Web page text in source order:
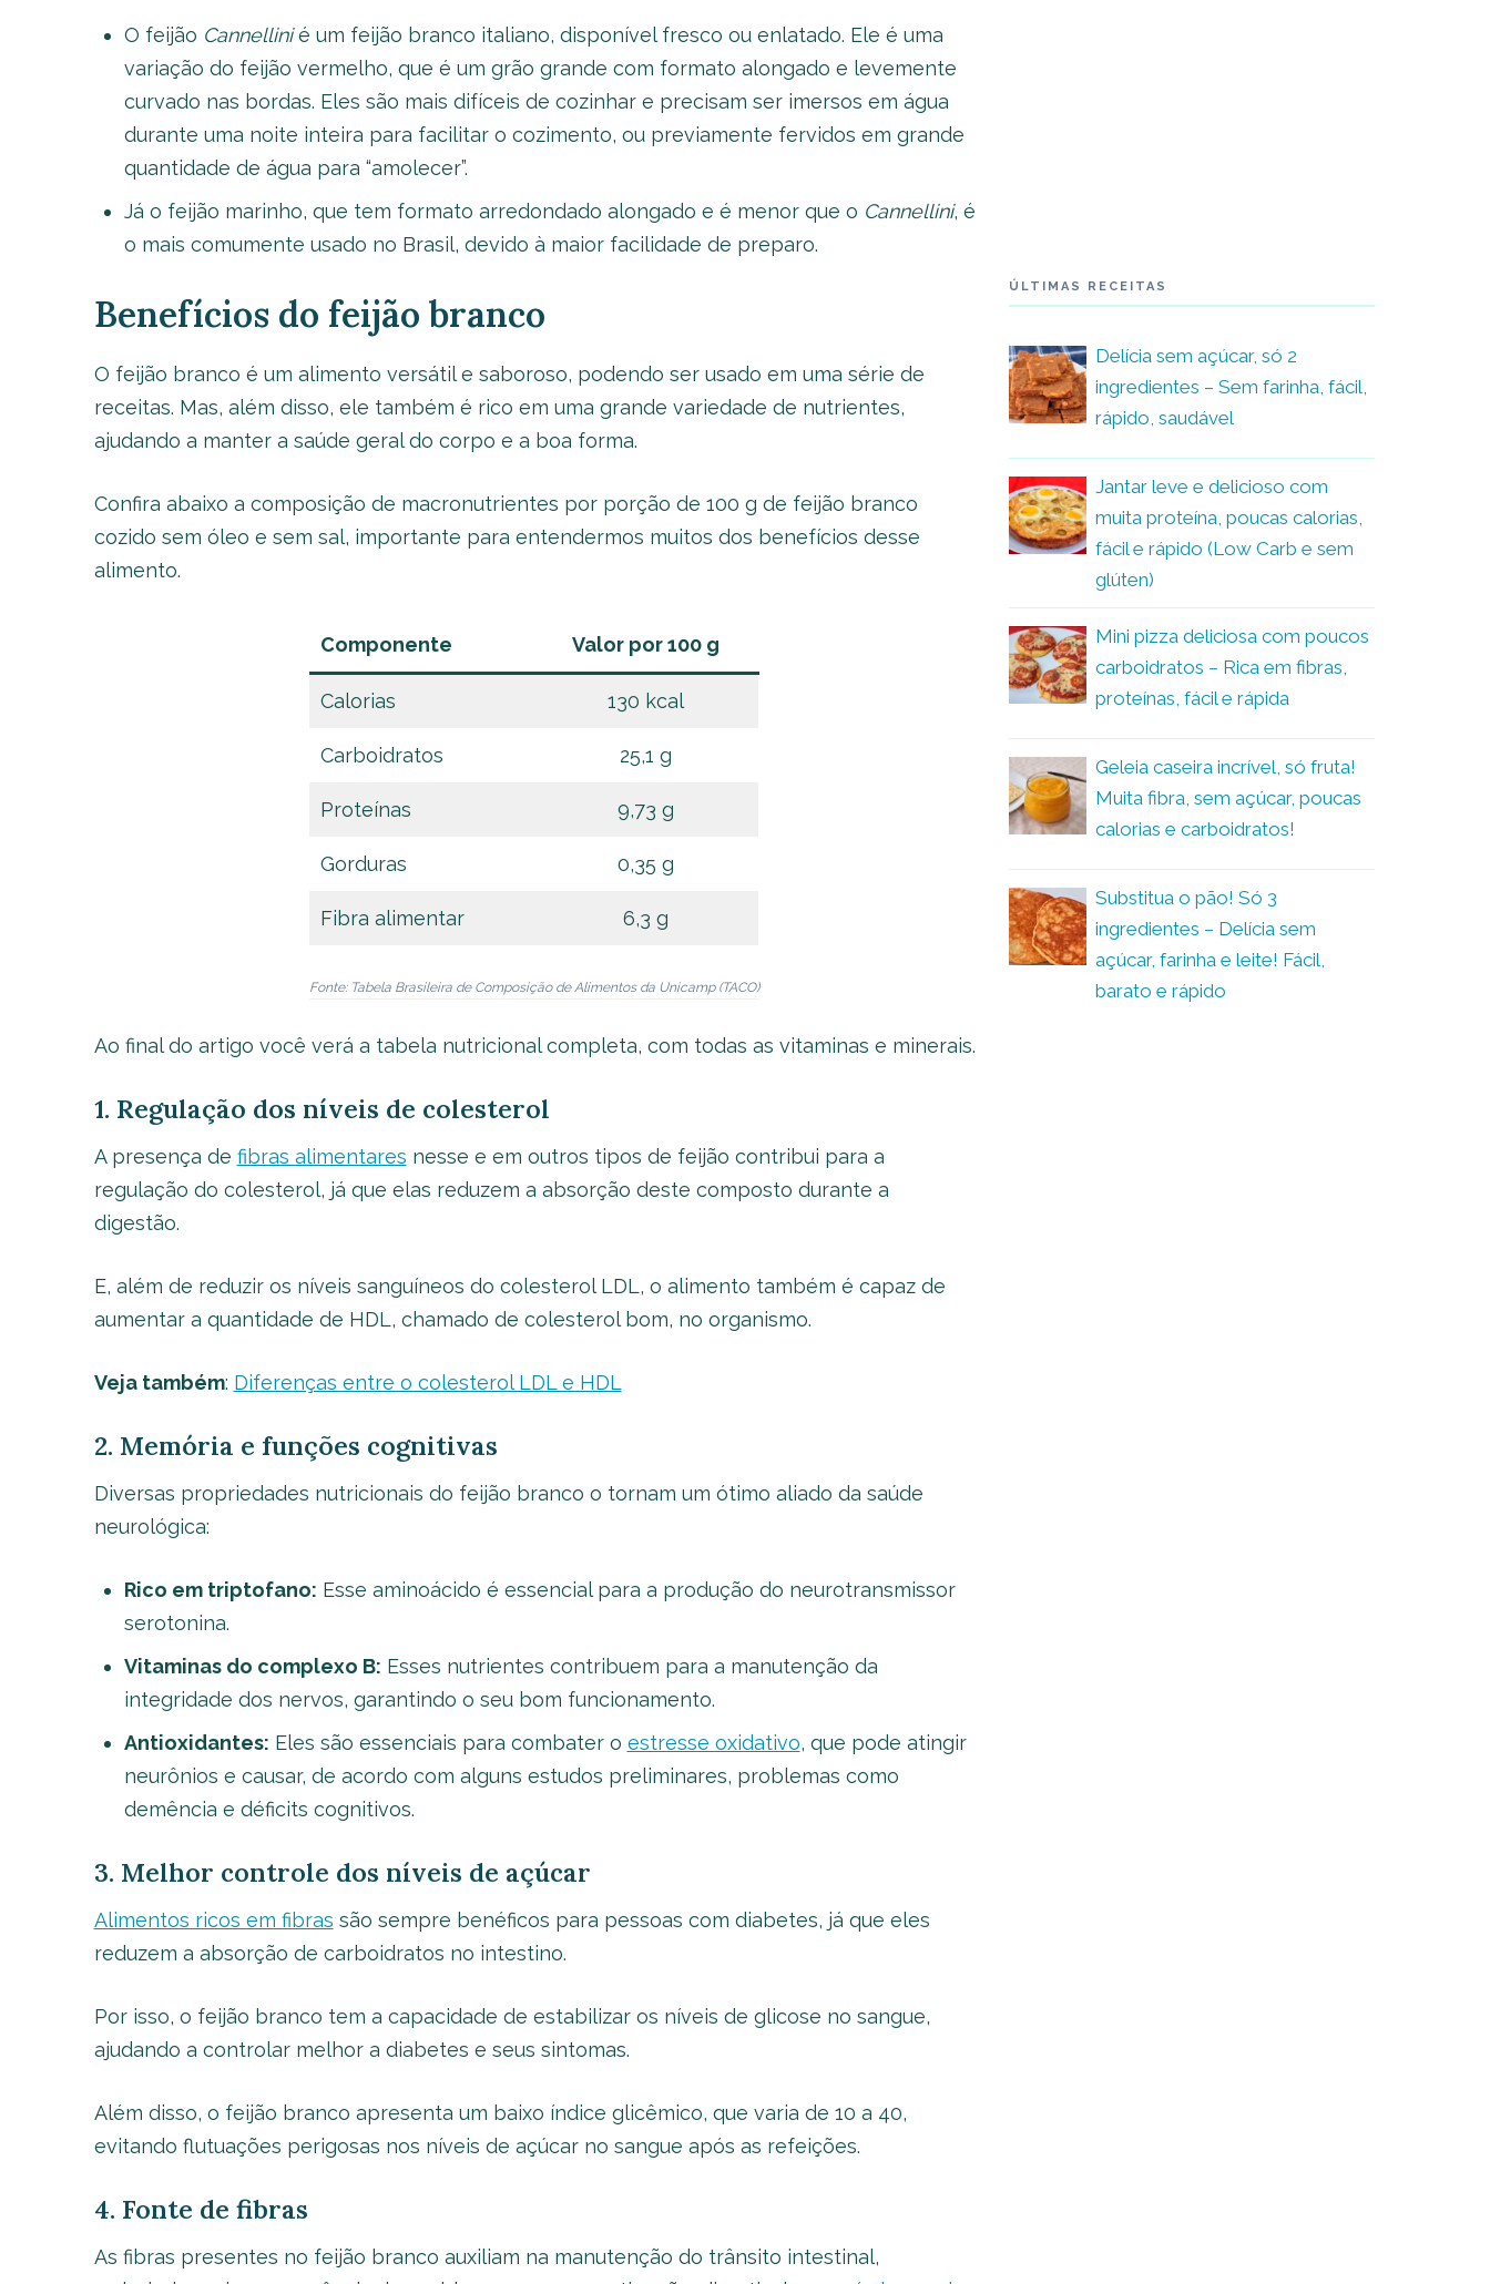
O feijão Cannellinié um feijão branco italiano, disponível fresco ou enlatado. Ele é uma
variação do feijão vermelho, que é um grão grande com formato alongado e levemente
curvado nas bordas. Eles são mais difíceis de cozinhar e precisam ser imersos em água
durante uma noite inteira para facilitar o cozimento, ou previamente fervidos em grande
quantidade de água para “amolecer”.
Já o feijão marinho, que tem formato arredondado alongado e é menor que o Cannellini, é
o mais comumente usado no Brasil, devido à maior facilidade de preparo.
Benefícios do feijão branco
O feijão branco é um alimento versátil e saboroso, podendo ser usado em uma série de
receitas. Mas, além disso, ele também é rico em uma grande variedade de nutrientes,
ajudando a manter a saúde geral do corpo e a boa forma.
Confira abaixo a composição de macronutrientes por porção de 100 g de feijão branco
cozido sem óleo e sem sal, importante para entendermos muitos dos benefícios desse
alimento.
Componente Valor por 100 g
Calorias 130 kcal
Carboidratos 25,1 g
Proteínas 9,73 g
Gorduras 0,35 g
Fibra alimentar 6,3 g
Fonte: Tabela Brasileira de Composição de Alimentos da Unicamp (TACO)
Ao final do artigo você verá a tabela nutricional completa, com todas as vitaminas e minerais.
1. Regulação dos níveis de colesterol
A presença de fibras alimentares nesse e em outros tipos de feijão contribui para a
regulação do colesterol, já que elas reduzem a absorção deste composto durante a
digestão.
E, além de reduzir os níveis sanguíneos do colesterol LDL, o alimento também é capaz de
aumentar a quantidade de HDL, chamado de colesterol bom, no organismo.
Veja também: Diferenças entre o colesterol LDL e HDL
2. Memória e funções cognitivas
Diversas propriedades nutricionais do feijão branco o tornam um ótimo aliado da saúde
neurológica:
Rico em triptofano: Esse aminoácido é essencial para a produção do neurotransmissor
serotonina.
Vitaminas do complexo B: Esses nutrientes contribuem para a manutenção da
integridade dos nervos, garantindo o seu bom funcionamento.
Antioxidantes: Eles são essenciais para combater o estresse oxidativo, que pode atingir
neurônios e causar, de acordo com alguns estudos preliminares, problemas como
demência e déficits cognitivos.
3. Melhor controle dos níveis de açúcar
Alimentos ricos em fibras são sempre benéficos para pessoas com diabetes, já que eles
reduzem a absorção de carboidratos no intestino.
Por isso, o feijão branco tem a capacidade de estabilizar os níveis de glicose no sangue,
ajudando a controlar melhor a diabetes e seus sintomas.
Além disso, o feijão branco apresenta um baixo índice glicêmico, que varia de 10 a 40,
evitando flutuações perigosas nos níveis de açúcar no sangue após as refeições.
4. Fonte de fibras
As fibras presentes no feijão branco auxiliam na manutenção do trânsito intestinal,
ÚLTIMAS RECEITAS
Delícia sem açúcar, só 2
ingredientes – Sem farinha, fácil,
rápido, saudável
Jantar leve e delicioso com
muita proteína, poucas calorias,
fácil e rápido (Low Carb e sem
glúten)
Mini pizza deliciosa com poucos
carboidratos – Rica em fibras,
proteínas, fácil e rápida
Geleia caseira incrível, só fruta!
Muita fibra, sem açúcar, poucas
calorias e carboidratos!
Substitua o pão! Só 3
ingredientes – Delícia sem
açúcar, farinha e leite! Fácil,
barato e rápido